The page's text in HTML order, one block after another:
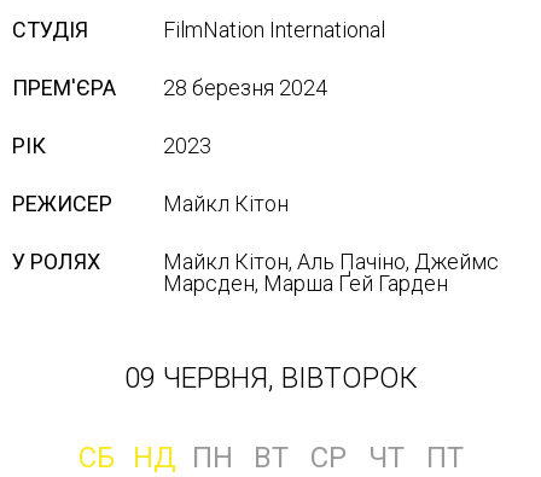
СТУДІЯ FilmNation International
ПРЕМ'ЄРА 28 березня 2024
РІК 2023
РЕЖИСЕР Майкл Кітон
У РОЛЯХ
Майкл Кітон, Аль Пачіно, Джеймс
Марсден, Марша Ґей Гарден
09 ЧЕРВНЯ, ВІВТОРОК
СБ НД ПН ВТ СР ЧТ
ПТ